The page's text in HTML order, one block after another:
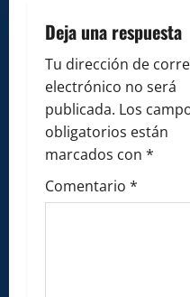
a
t
i
o
n
Deja una respuesta
Tu dirección de
electrónico no será
publicada. Los
obligatorios están
marcados con *
Comentario *